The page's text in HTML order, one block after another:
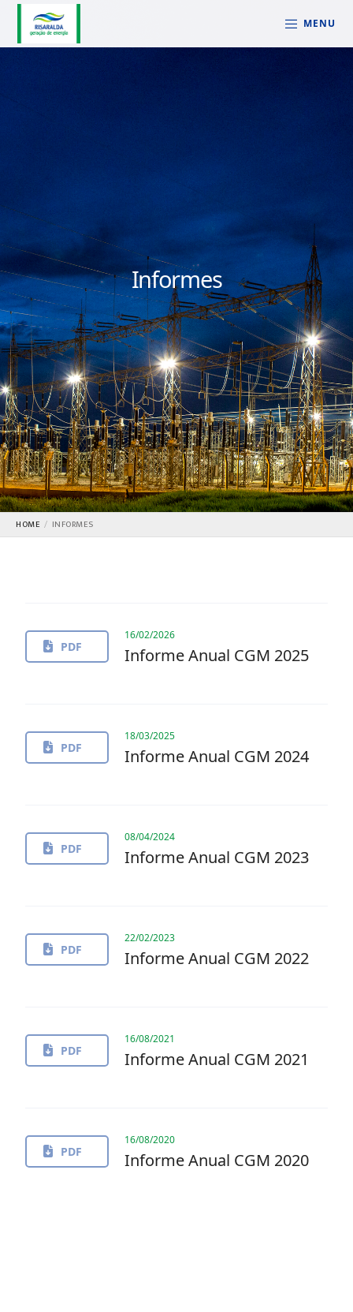
MENU
Informes
HOME INFORMES
PDF
16/02/2026
Informe Anual CGM 2025
PDF
18/03/2025
Informe Anual CGM 2024
PDF
08/04/2024
Informe Anual CGM 2023
PDF
22/02/2023
Informe Anual CGM 2022
PDF
16/08/2021
Informe Anual CGM 2021
PDF
16/08/2020
Informe Anual CGM 2020